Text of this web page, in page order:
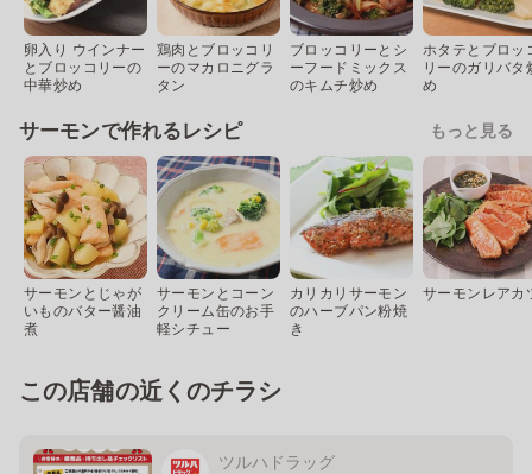
卵入り ウインナー
とブロッコリーの
中華炒め
鶏肉とブロッコリ
ーのマカロニグラ
タン
ブロッコリーとシ
ーフードミックス
のキムチ炒め
ホタテとブロッ
リーのガリバタ
め
サーモンで作れるレシピ もっと見る
サーモンとじゃが
いものバター醤油
煮
サーモンとコーン
クリーム缶のお手
軽シチュー
カリカリサーモン
のハーブパン粉焼
き
サーモンレアカ
この店舗の近くのチラシ
ツルハドラッグ